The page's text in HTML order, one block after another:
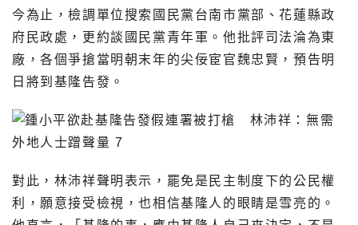
今為止，檢調單位搜索國民黨台南市黨部、花蓮縣政
府民政處，更約談國民黨青年軍。他批評司法淪為東
廠，各個爭搶當明朝末年的尖佞宦官魏忠賢，預告明
日將到基隆告發。
對此，林沛祥聲明表示，罷免是民主制度下的公民權
利，願意接受檢視，也相信基隆人的眼睛是雪亮的。